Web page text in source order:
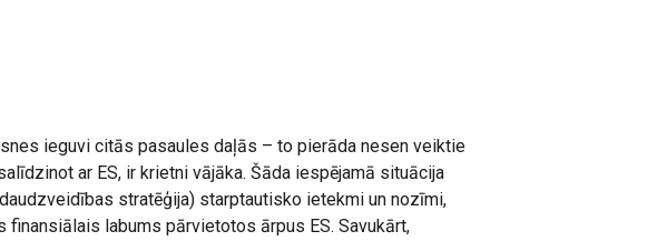
ieguvi citās pasaules daļās – to pierāda nesen veiktie
ar ES, ir krietni vājāka. Šāda iespējamā situācija
stratēģija) starptautisko ietekmi un nozīmi,
labums pārvietotos ārpus ES. Savukārt,